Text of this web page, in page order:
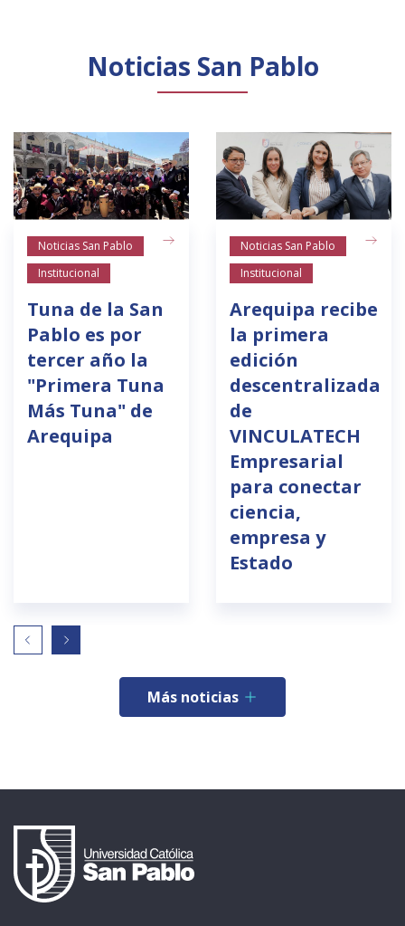
Noticias San Pablo
Noticias San Pablo
Institucional
Tuna de la San
Pablo es por
tercer año la
"Primera Tuna
Más Tuna" de
Arequipa
Noticias San Pablo
Institucional
Arequipa recibe
la primera
edición
descentralizada
de
VINCULATECH
Empresarial
para conectar
ciencia,
empresa y
Estado
Más noticias